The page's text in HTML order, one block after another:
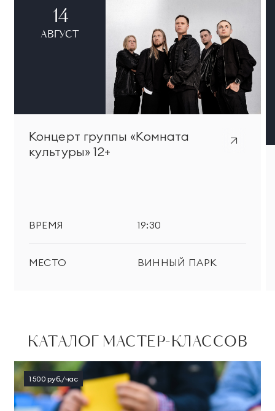
14
АВГУСТ
Концерт группы «Комната
культуры» 12+
ВРЕМЯ 19:30
МЕСТО ВИННЫЙ ПАРК
КАТАЛОГ МАСТЕР-КЛАССОВ
1 500 руб./час